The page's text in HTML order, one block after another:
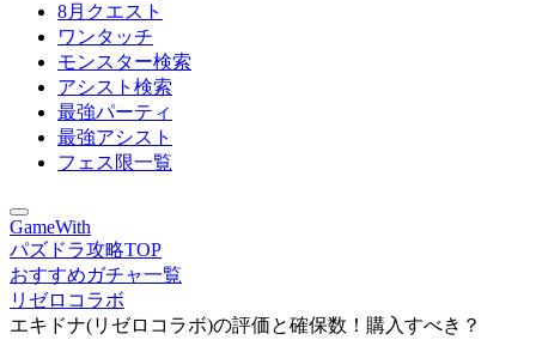
8月クエスト
ワンタッチ
モンスター検索
アシスト検索
最強パーティ
最強アシスト
フェス限一覧
GameWith
パズドラ攻略TOP
おすすめガチャ一覧
リゼロコラボ
エキドナ(リゼロコラボ)の評価と確保数！購入すべき？